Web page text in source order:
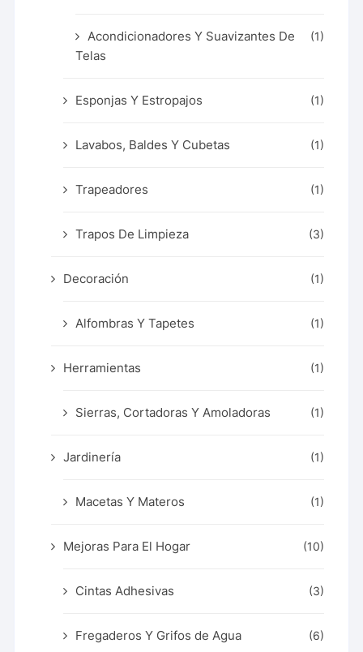
Acondicionadores Y Suavizantes De
Telas
(1)
Esponjas Y Estropajos (1)
Lavabos, Baldes Y Cubetas (1)
Trapeadores (1)
Trapos De Limpieza (3)
Decoración (1)
Alfombras Y Tapetes (1)
Herramientas (1)
Sierras, Cortadoras Y Amoladoras (1)
Jardinería (1)
Macetas Y Materos (1)
Mejoras Para El Hogar (10)
Cintas Adhesivas (3)
Fregaderos Y Grifos de Agua (6)